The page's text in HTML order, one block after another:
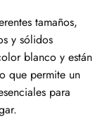
tamaños,
y sólidos
blanco y están
que permite un
para